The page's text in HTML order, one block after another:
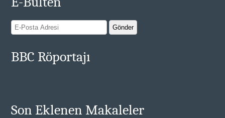
BBC Röportajı
Son Eklenen Makaleler